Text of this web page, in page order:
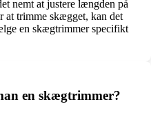
nemt at justere længden på
at trimme skægget, kan det
en skægtrimmer specifikt
en skægtrimmer?